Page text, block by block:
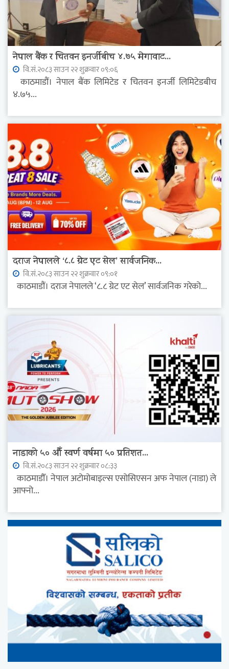
नेपाल बैंक र चितवन इनर्जीबीच ४.७५ मेगावाट...
वि.सं.२०८३ साउन २२ शुक्रवार ०९:०६
काठमाडौं। नेपाल बैंक लिमिटेड र चितवन इनर्जी लिमिटेडबीच
४.७५...
दराज नेपालले ‘८.८ ग्रेट एट सेल’ सार्वजनिक...
वि.सं.२०८३ साउन २२ शुक्रवार ०९:०१
काठमाडौं। दराज नेपालले ‘८.८ ग्रेट एट सेल’ सार्वजनिक गरेको...
नाडाको ५० औँ स्वर्ण वर्षमा ५० प्रतिशत...
वि.सं.२०८३ साउन २२ शुक्रवार ०८:३३
काठमाडौँ। नेपाल अटोमोबाइल्स एसोसिएसन अफ नेपाल (नाडा) ले
आफ्नो...